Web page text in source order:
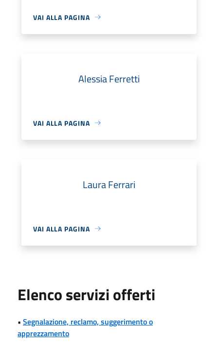
VAI ALLA PAGINA
Alessia Ferretti
VAI ALLA PAGINA
Laura Ferrari
VAI ALLA PAGINA
Elenco servizi offerti
• Segnalazione, reclamo, suggerimento o
apprezzamento